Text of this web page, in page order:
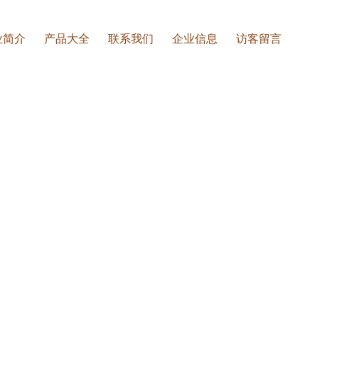
简介 产品大全 联系我们 企业信息 访客留言